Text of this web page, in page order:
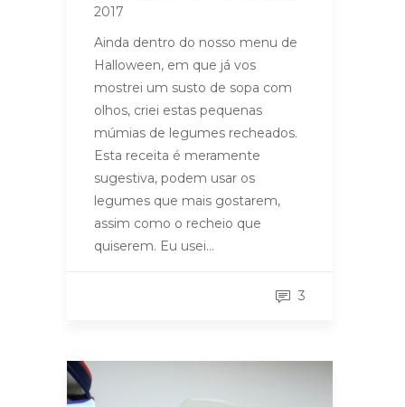
2017
Ainda dentro do nosso menu de
Halloween, em que já vos
mostrei um susto de sopa com
olhos, criei estas pequenas
múmias de legumes recheados.
Esta receita é meramente
sugestiva, podem usar os
legumes que mais gostarem,
assim como o recheio que
quiserem. Eu usei…
3